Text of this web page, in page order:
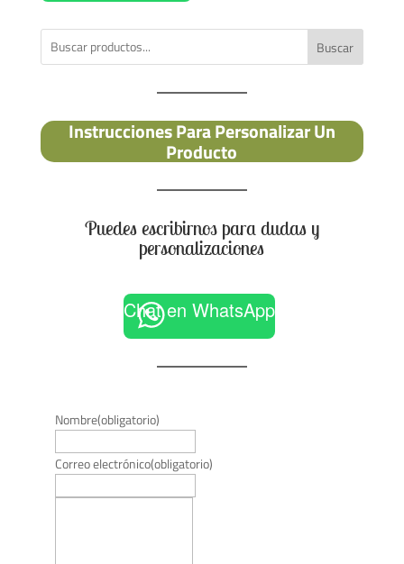
Buscar
Instrucciones Para Personalizar Un
Producto
Puedes escribirnos para dudas y
personalizaciones
Chat en WhatsApp
Nombre(obligatorio)
Correo electrónico(obligatorio)